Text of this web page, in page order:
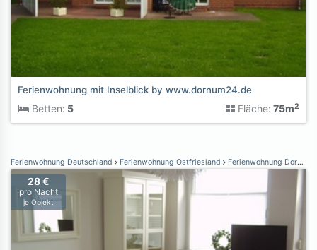
Ferienwohnung mit Inselblick by www.dornum24.de
Betten: 5 Fläche: 75m2
Ferienwohnung Deutschland Ferienwohnung Ostfriesland Ferienwohnung Dornumersiel
28 €
pro Nacht
je Objekt